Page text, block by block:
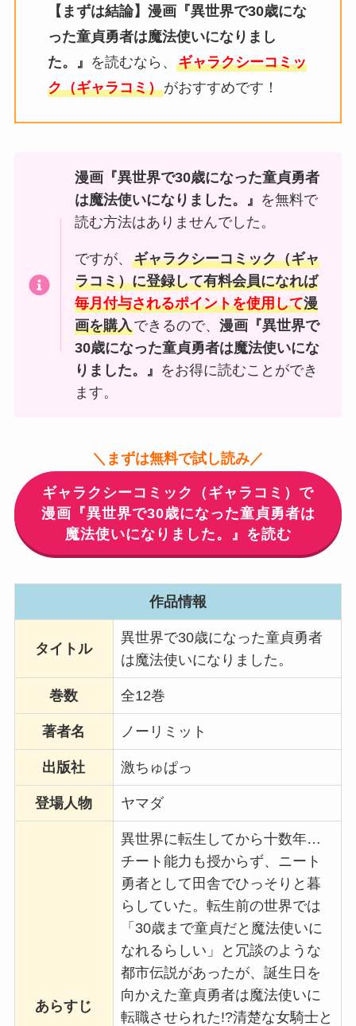
【まずは結論】漫画『異世界で30歳にな
った童貞勇者は魔法使いになりまし
た。』 を読むなら、 ギャラクシーコミッ
ク（ギャラコミ）がおすすめです！
漫画『異世界で30歳になった童貞勇者
は魔法使いになりました。』 を無料で
読む方法はありませんでした。
ですが、ギャラクシーコミック（ギャ
ラコミ）に登録して有料会員になれば
毎月付与されるポイントを使用して漫
画を購入できるので、漫画『異世界で
30歳になった童貞勇者は魔法使いにな
りました。』 をお得に読むことができ
ます。
＼まずは無料で試し読み／
ギャラクシーコミック（ギャラコミ）で
漫画『異世界で30歳になった童貞勇者は
魔法使いになりました。』を読む
作品情報
タイトル
異世界で30歳になった童貞勇者
は魔法使いになりました。
巻数 全12巻
著者名 ノーリミット
出版社 激ちゅぱっ
登場人物 ヤマダ
あらすじ
異世界に転生してから十数年…
チート能力も授からず、ニート
勇者として田舎でひっそりと暮
らしていた。転生前の世界では
「30歳まで童貞だと魔法使いに
なれるらしい」と冗談のような
都市伝説があったが、誕生日を
向かえた童貞勇者は魔法使いに
転職させられた!?清楚な女騎士と